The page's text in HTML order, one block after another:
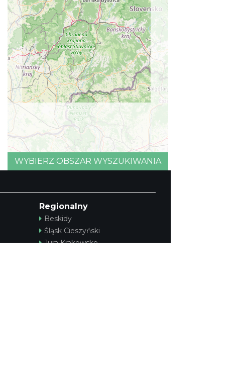
WYBIERZ OBSZAR WYSZUKIWANIA
Regionalny
Beskidy
Śląsk Cieszyński
Jura Krakowsko-